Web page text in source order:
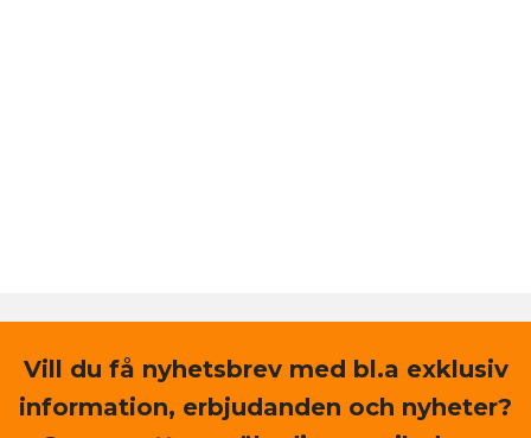
Vill du få nyhetsbrev med bl.a exklusiv
information, erbjudanden och nyheter?